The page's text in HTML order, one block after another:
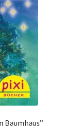
Baumhaus”